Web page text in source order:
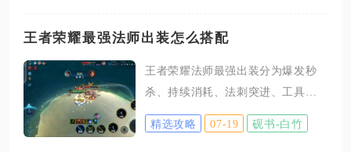
双塔通关压力更低，中区一二层侧
重普攻重击增伤环境，中区三四层
则偏向异常效应与共鸣联动输出，
作需要区分清楚。很多玩家容易混
之后无法调整视野，大多是没有分
清两套独立操作逻辑。单纯转动镜
头观察物品，只需要操作常规视角
王者荣耀最强法师出装怎么搭配
王者荣耀法师最强出装分为爆发秒
杀、持续消耗、法刺突进、工具功
能四类固定模板，对局中根据敌方
坦度、突进数量、回血英雄灵活替
精选攻略 07-19 砚书-白竹